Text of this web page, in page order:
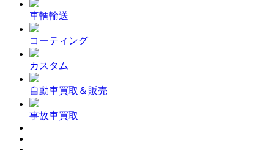
車輌輸送
コーティング
カスタム
自動車買取＆販売
事故車買取